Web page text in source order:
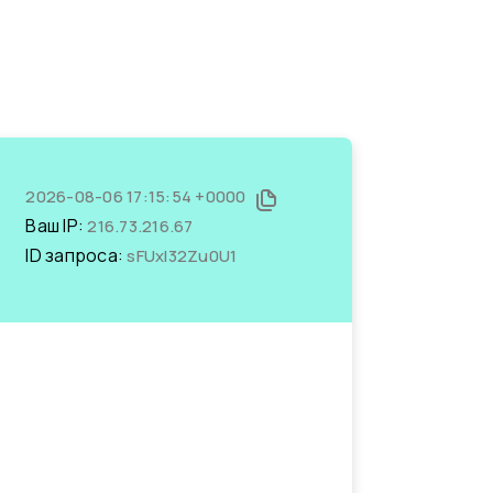
2026-08-06 17:15:54 +0000
Ваш IP:216.73.216.67
ID запроса:sFUxI32Zu0U1